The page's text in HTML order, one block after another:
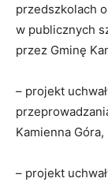
przedszkolach
w publicznych
przez Gminę
– projekt
Kamienna Góra,
– projekt